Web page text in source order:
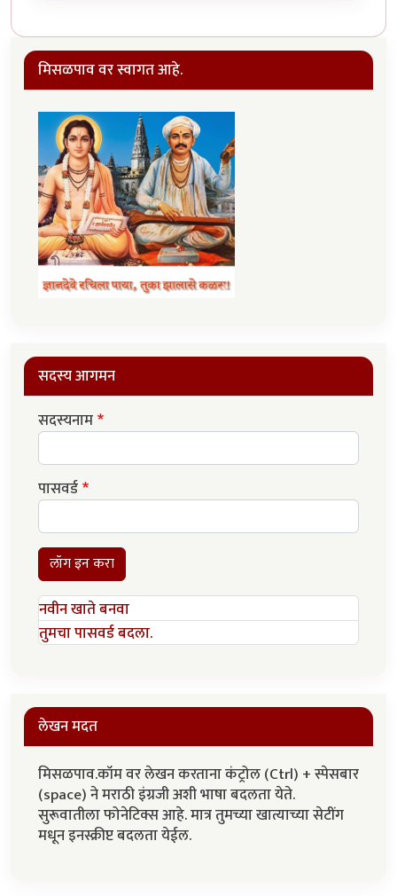
मिसळपाव वर स्वागत आहे.
सदस्य आगमन
सदस्यनाम
पासवर्ड
लॉग इन करा
नवीन खाते बनवा
तुमचा पासवर्ड बदला.
लेखन मदत
मिसळपाव.कॉम वर लेखन करताना कंट्रोल (Ctrl) + स्पेसबार
(space) ने मराठी इंग्रजी अशी भाषा बदलता येते.
सुरूवातीला फोनेटिक्स आहे. मात्र तुमच्या खात्याच्या सेटींग
मधून इनस्क्रीप्ट बदलता येईल.